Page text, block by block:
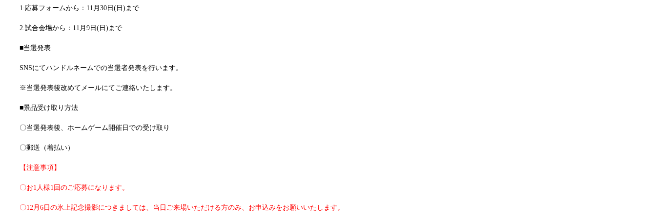
1:応募フォームから：11月30日(日)まで
2:試合会場から：11月9日(日)まで
■当選発表
SNSにてハンドルネームでの当選者発表を行います。
※当選発表後改めてメールにてご連絡いたします。
■景品受け取り方法
〇当選発表後、ホームゲーム開催日での受け取り
〇郵送（着払い）
【注意事項】
〇お1人様1回のご応募になります。
〇12月6日の氷上記念撮影につきましては、当日ご来場いただける方のみ、お申込みをお願いいたします。